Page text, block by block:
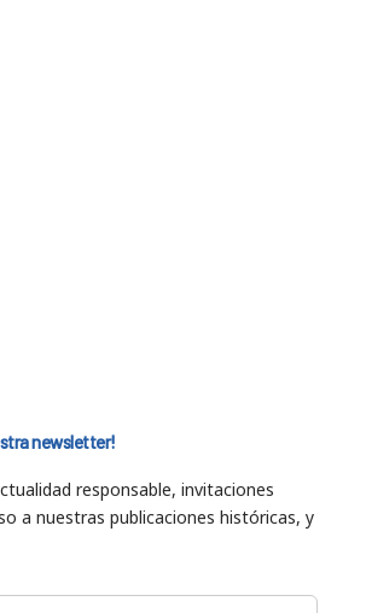
newsletter!
responsable, invitaciones
a nuestras publicaciones históricas, y